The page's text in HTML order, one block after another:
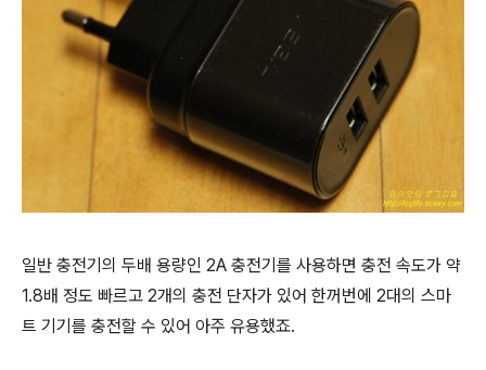
일반 충전기의 두배 용량인 2A 충전기를 사용하면 충전 속도가 약
1.8배 정도 빠르고 2개의 충전 단자가 있어 한꺼번에 2대의 스마
트 기기를 충전할 수 있어 아주 유용했죠.